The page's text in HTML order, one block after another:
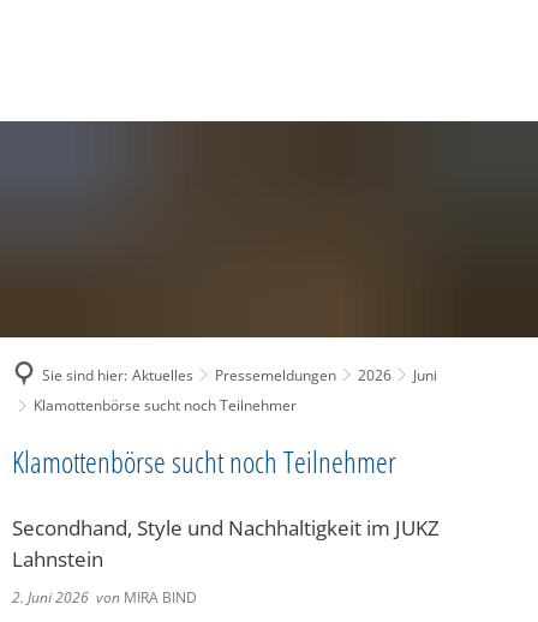
Sie sind hier: Aktuelles Pressemeldungen 2026
Juni
Klamottenbörse sucht noch Teilnehmer
Klamottenbörse sucht noch Teilnehmer
Secondhand, Style und Nachhaltigkeit im JUKZ
Lahnstein
2. Juni 2026 von MIRA BIND